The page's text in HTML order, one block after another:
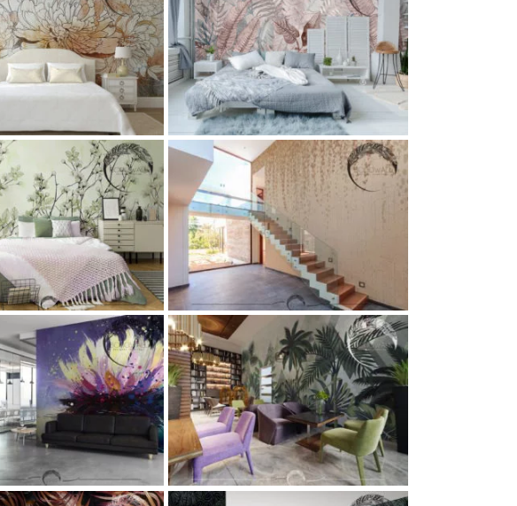
Tobago (тропические
листья)
Texture
каталог
фресок и фотообоев
Фреска Laredo
Lestnica
Коллекции
и фотообоев
обои Belize
Oteli Restoran
Коллекции
и фотообоев
Коллекция
фресок Paradise